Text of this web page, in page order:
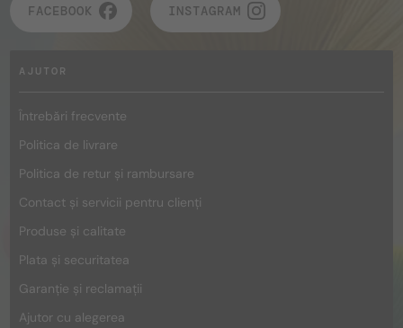
FACEBOOK INSTAGRAM
AJUTOR
Întrebări frecvente
Politica de livrare
Politica de retur și rambursare
Contact și servicii pentru clienți
Produse și calitate
Plata și securitatea
Garanție și reclamații
Ajutor cu alegerea